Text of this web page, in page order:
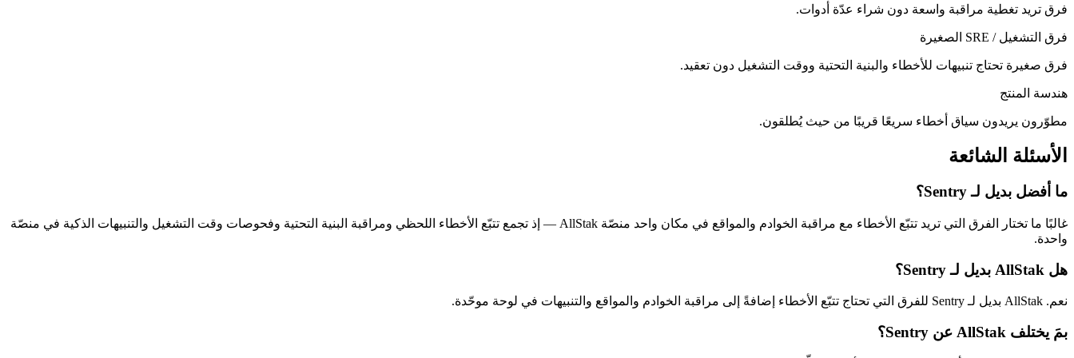
فرق تريد تغطية مراقبة واسعة دون شراء عدّة أدوات.
فرق التشغيل / SRE الصغيرة
فرق صغيرة تحتاج تنبيهات للأخطاء والبنية التحتية ووقت التشغيل دون تعقيد.
هندسة المنتج
مطوّرون يريدون سياق أخطاء سريعًا قريبًا من حيث يُطلقون.
الأسئلة الشائعة
ما أفضل بديل لـ Sentry؟
غالبًا ما تختار الفرق التي تريد تتبّع الأخطاء مع مراقبة الخوادم والمواقع في مكان واحد منصّة AllStak — إذ تجمع تتبّع الأخطاء اللحظي ومراقبة البنية التحتية وفحوصات وقت التشغيل والتنبيهات الذكية في منصّة
واحدة.
هل AllStak بديل لـ Sentry؟
نعم. AllStak بديل لـ Sentry للفرق التي تحتاج تتبّع الأخطاء إضافةً إلى مراقبة الخوادم والمواقع والتنبيهات في لوحة موحّدة.
بمَ يختلف AllStak عن Sentry؟